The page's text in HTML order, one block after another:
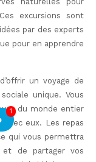
excursions sont
par des experts
pour en apprendre
un voyage de
unique. Vous
du monde entier
eux. Les repas
qui vous permettra
et de partager vos
1